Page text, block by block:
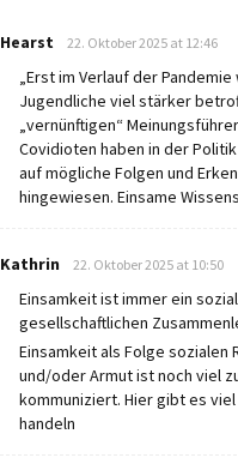
Hearst says:
22. Oktober 2025 at 12:46
„Erst im Verlauf der
Jugendliche viel stärker
„vernünftigen“
Covidioten haben in der
auf mögliche Folgen und
hingewiesen. Einsame
Kathrin says:
22. Oktober 2025 at 10:50
Einsamkeit ist immer ein
gesellschaftlichen
Einsamkeit als Folge sozialen
und/oder Armut ist noch viel
kommuniziert. Hier gibt es
handeln